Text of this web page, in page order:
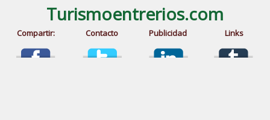
Turismoentrerios.com
Compartir: Contacto Publicidad Links